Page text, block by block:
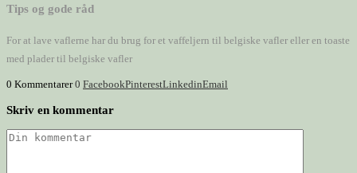
Tips og gode råd
For at lave vaflerne har du brug for et vaffeljern til belgiske vafler eller en toaste
med plader til belgiske vafler
0 Kommentarer 0 FacebookPinterestLinkedinEmail
Skriv en kommentar